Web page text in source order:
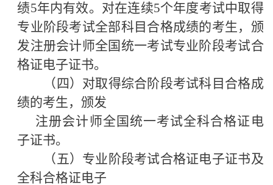
绩5年内有效。对在连续5个年度考试中取得
专业阶段考试全部科目合格成绩的考生，颁
发注册会计师全国统一考试专业阶段考试合
格证电子证书。
（四）对取得综合阶段考试科目合格成
绩的考生，颁发
注册会计师全国统一考试全科合格证电
子证书。
（五）专业阶段考试合格证电子证书及
全科合格证电子